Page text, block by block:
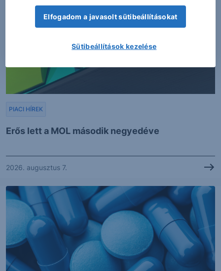
Erős lett a MOL második negyedéve
PIACI HÍREK
2026. augusztus 7.
Elfogadom a javasolt sütibeállításokat
Sütibeállítások kezelése